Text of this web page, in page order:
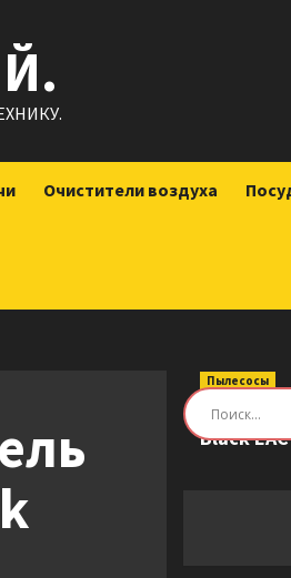
Очистители воздуха
Пылесосы
Робот-
Black EAC